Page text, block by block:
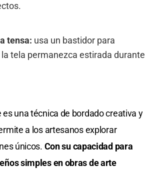
tensa: usa un bastidor para
tela permanezca estirada durante
es una técnica de bordado creativa y
a los artesanos explorar
únicos. Con su capacidad para
simples en obras de arte